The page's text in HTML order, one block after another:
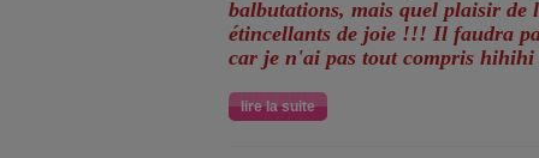
balbutations, mais quel plaisir de
étincellants de joie !!! Il faudra
car je n'ai pas tout compris
lire la suite